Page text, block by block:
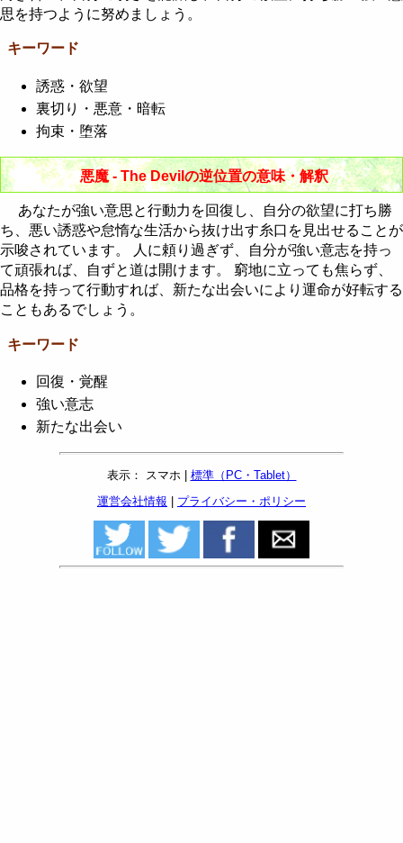
思を持つように努めましょう。
キーワード
誘惑・欲望
裏切り・悪意・暗転
拘束・堕落
悪魔 - The Devilの逆位置の意味・解釈
あなたが強い意思と行動力を回復し、自分の欲望に打ち勝
ち、悪い誘惑や怠惰な生活から抜け出す糸口を見出せることが
示唆されています。 人に頼り過ぎず、自分が強い意志を持っ
て頑張れば、自ずと道は開けます。 窮地に立っても焦らず、
品格を持って行動すれば、新たな出会いにより運命が好転する
こともあるでしょう。
キーワード
回復・覚醒
強い意志
新たな出会い
表示： スマホ | 標準（PC・Tablet）
運営会社情報
プライバシー・ポリシー